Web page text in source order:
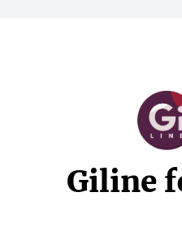
Giline